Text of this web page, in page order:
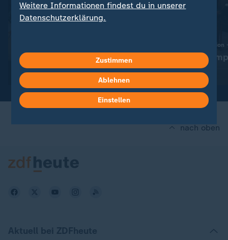
Sport
Alle Episoden jetzt streamen Video34:06
nach oben
Weitere Informationen findest du in unserer
Datenschutzerklärung.
Zustimmen
Ablehnen
Einstellen